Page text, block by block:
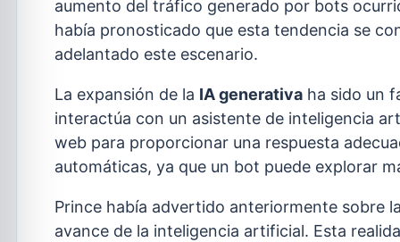
aumento del tráfico generado por bots
había pronosticado que esta tendencia se
adelantado este escenario.
La expansión de la IA generativa ha sido un
interactúa con un asistente de inteligencia
web para proporcionar una respuesta
automáticas, ya que un bot puede explorar
Prince había advertido anteriormente sobre
avance de la inteligencia artificial. Esta